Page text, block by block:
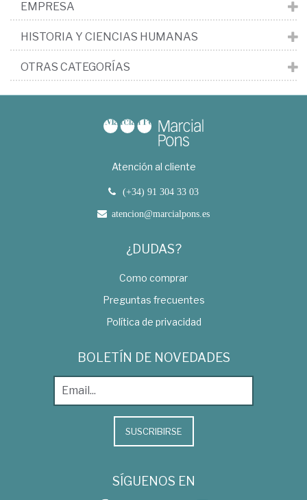
EMPRESA
HISTORIA Y CIENCIAS HUMANAS
OTRAS CATEGORÍAS
Atención al cliente
(+34) 91 304 33 03
atencion@marcialpons.es
¿DUDAS?
Como comprar
Preguntas frecuentes
Política de privacidad
BOLETÍN DE NOVEDADES
SUSCRIBIRSE
SÍGUENOS EN